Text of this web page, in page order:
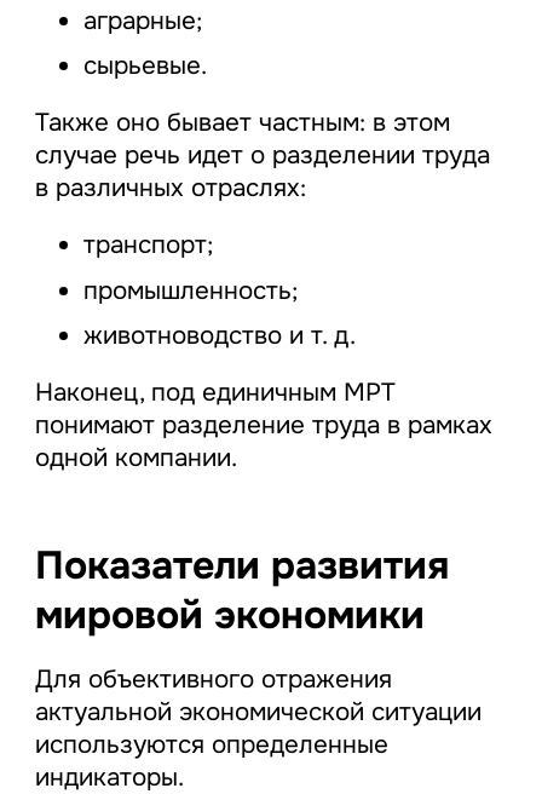
аграрные;
сырьевые.
Также оно бывает частным: в этом
случае речь идет о разделении труда
в различных отраслях:
транспорт;
промышленность;
животноводство и т. д.
Наконец, под единичным МРТ
понимают разделение труда в рамках
одной компании.
Показатели развития
мировой экономики
Для объективного отражения
актуальной экономической ситуации
используются определенные
индикаторы.